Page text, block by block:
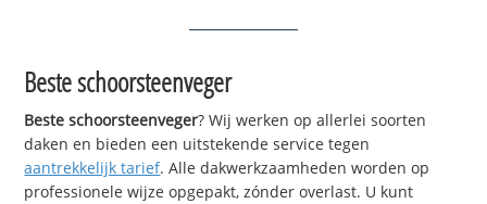
Beste schoorsteenveger
Beste schoorsteenveger? Wij werken op allerlei soorten
daken en bieden een uitstekende service tegen
aantrekkelijk tarief. Alle dakwerkzaamheden worden op
professionele wijze opgepakt, zónder overlast. U kunt